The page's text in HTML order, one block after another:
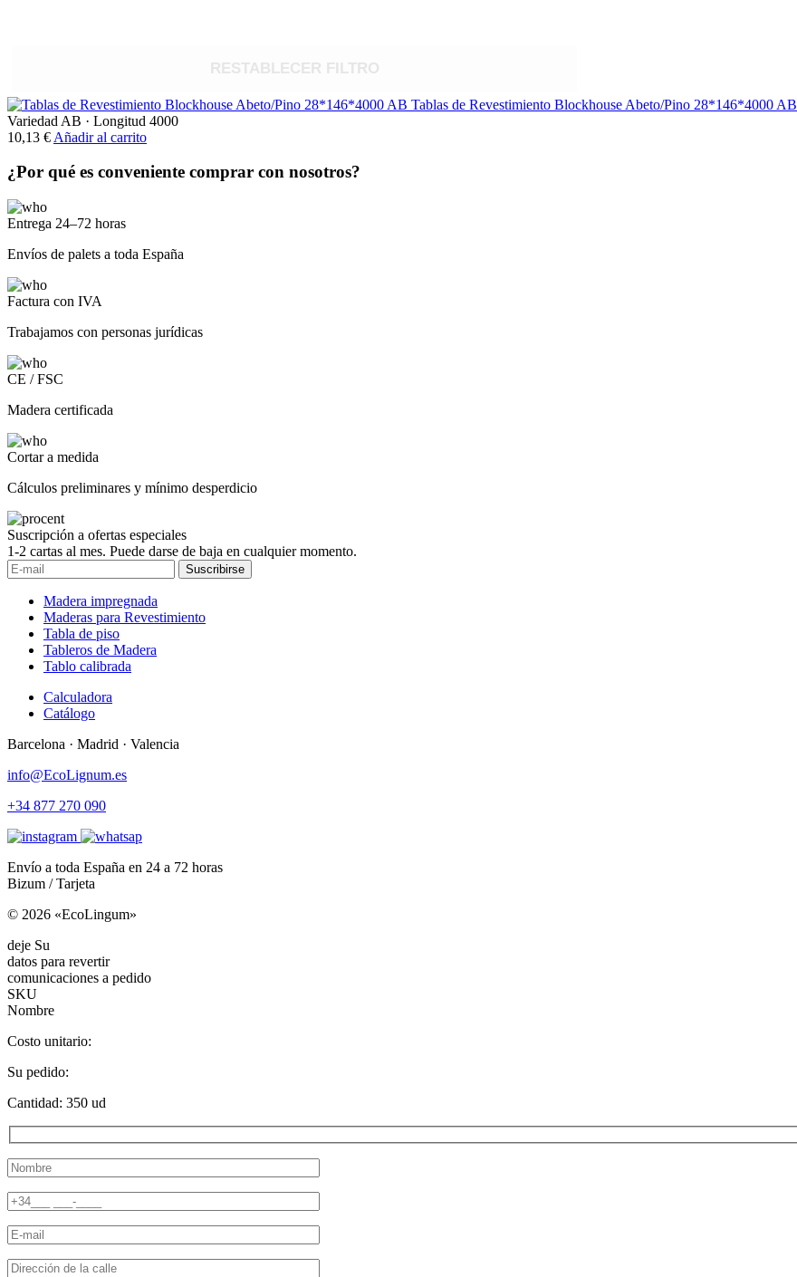
Tablas de Revestimiento Blockhouse Abeto/Pino 28*146*4000 AB
Variedad AB · Longitud 4000
10,13 € Añadir al carrito
¿Por qué es conveniente comprar con nosotros?
Entrega 24–72 horas
Envíos de palets a toda España
Factura con IVA
Trabajamos con personas jurídicas
CE / FSC
Madera certificada
Cortar a medida
Cálculos preliminares y mínimo desperdicio
Suscripción a ofertas especiales
1-2 cartas al mes. Puede darse de baja en cualquier momento.
Suscribirse
Madera impregnada
Maderas para Revestimiento
Tabla de piso
Tableros de Madera
Tablo calibrada
Calculadora
Catálogo
Barcelona · Madrid · Valencia
info@EcoLignum.es
+34 877 270 090
Envío a toda España en 24 a 72 horas
Bizum / Tarjeta
© 2026 «EcoLingum»
deje Su
datos para revertir
comunicaciones a pedido
SKU
Nombre
Costo unitario:
Su pedido:
Cantidad: 350 ud